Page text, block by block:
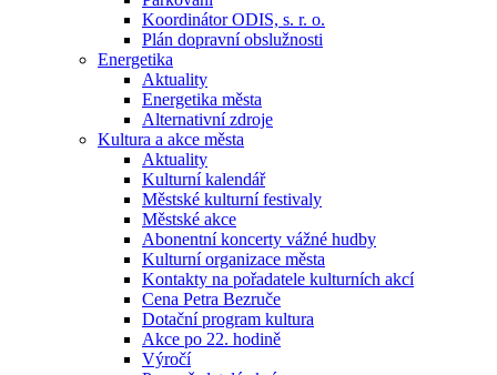
Koordinátor ODIS, s. r. o.
Plán dopravní obslužnosti
Energetika
Aktuality
Energetika města
Alternativní zdroje
Kultura a akce města
Aktuality
Kulturní kalendář
Městské kulturní festivaly
Městské akce
Abonentní koncerty vážné hudby
Kulturní organizace města
Kontakty na pořadatele kulturních akcí
Cena Petra Bezruče
Dotační program kultura
Akce po 22. hodině
Výročí